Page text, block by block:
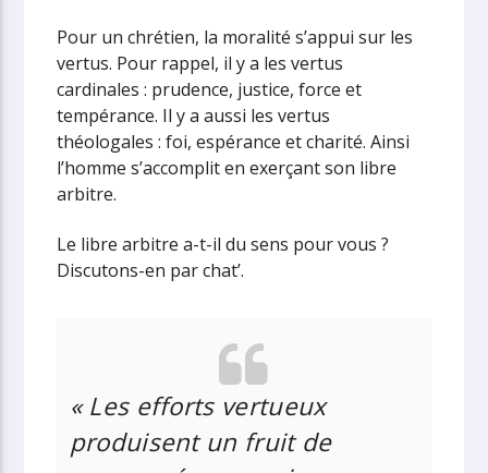
Pour un chrétien, la moralité s’appui sur les
vertus. Pour rappel, il y a les vertus
cardinales : prudence, justice, force et
tempérance. Il y a aussi les vertus
théologales : foi, espérance et charité. Ainsi
l’homme s’accomplit en exerçant son libre
arbitre.
Le libre arbitre a-t-il du sens pour vous ?
Discutons-en par chat’.
«Les efforts vertueux
produisent un fruit de